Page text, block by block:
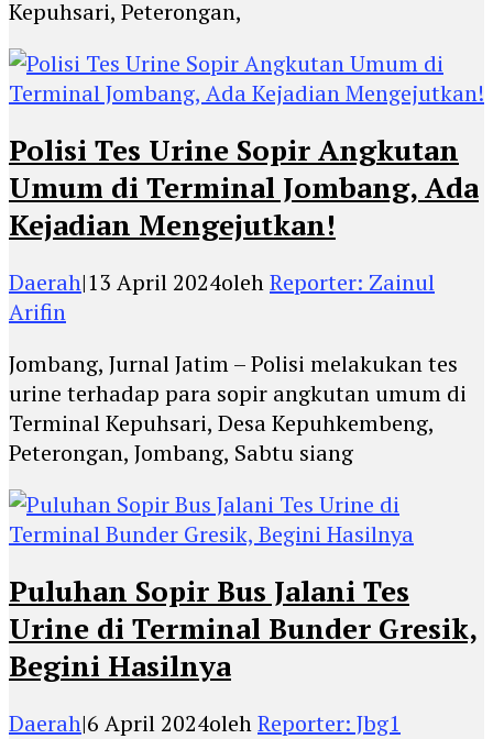
Kepuhsari, Peterongan,
Polisi Tes Urine Sopir Angkutan
Umum di Terminal Jombang, Ada
Kejadian Mengejutkan!
Daerah|13 April 2024olehReporter: Zainul
Arifin
Jombang, Jurnal Jatim – Polisi melakukan tes
urine terhadap para sopir angkutan umum di
Terminal Kepuhsari, Desa Kepuhkembeng,
Peterongan, Jombang, Sabtu siang
Puluhan Sopir Bus Jalani Tes
Urine di Terminal Bunder Gresik,
Begini Hasilnya
Daerah|6 April 2024olehReporter: Jbg1